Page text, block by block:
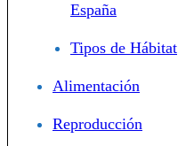
España
Tipos de Hábitat
Alimentación
Reproducción